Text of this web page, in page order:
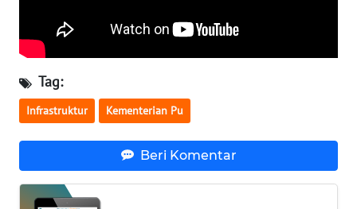
Tag:
Infrastruktur Kementerian Pu
Beri Komentar
WN
LAMPUNG
WN
JATENG